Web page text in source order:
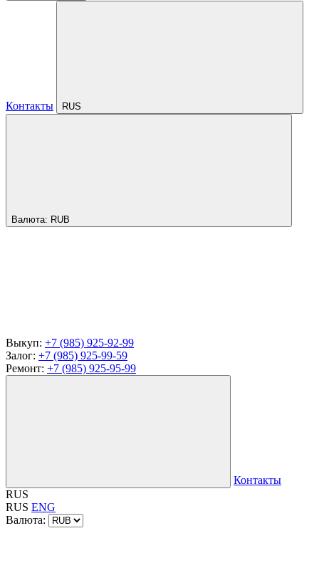
Контакты RUS
Валюта: RUB
Выкуп: +7 (985) 925-92-99
Залог: +7 (985) 925-99-59
Ремонт: +7 (985) 925-95-99
Контакты
RUS
RUS ENG
Валюта: